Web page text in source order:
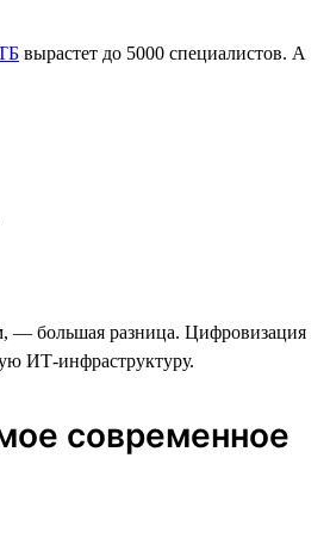
вырастет до 5000 специалистов. А
— большая разница. Цифровизация
ИТ-инфраструктуру.
современное